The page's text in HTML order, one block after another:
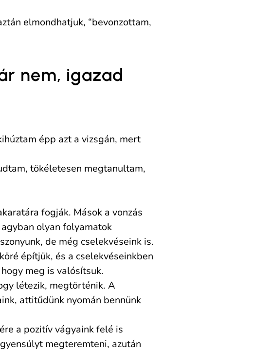
elmondhatjuk, “bevonzottam,
nem, igazad
épp azt a vizsgán, mert
tökéletesen megtanultam,
fogják. Mások a vonzás
olyan folyamatok
de még cselekvéseink is.
építjük, és a cselekvéseinkben
meg is valósítsuk.
létezik, megtörténik. A
attitűdünk nyomán bennünk
a pozitív vágyaink felé is
megteremteni, azután